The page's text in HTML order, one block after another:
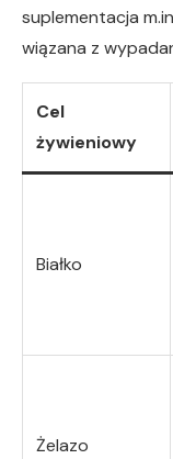
suplementacja
wiązana z
Cel
żywieniowy
Białko
Żelazo